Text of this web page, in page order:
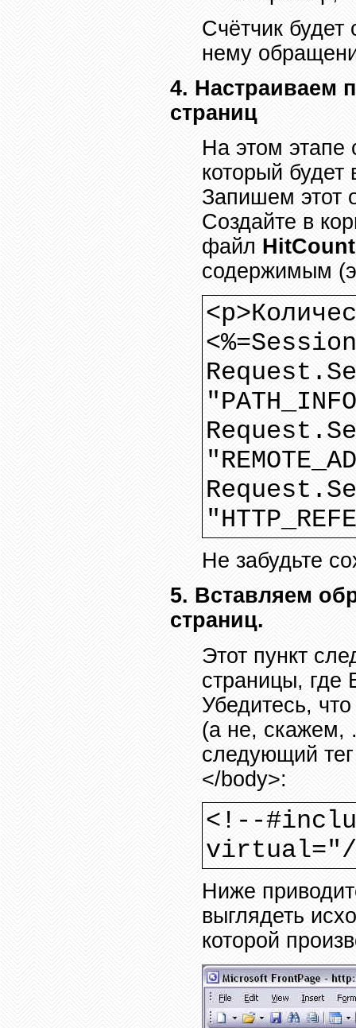
Счётчик
нему
4. Настраиваем
страниц
На этом этапе
который
Запишем этот
Создайте в
файл
содержимым
<p>
Не забудьте
5. Вставляем
страниц.
Этот пункт
страницы, где
Убедитесь,
(а не, скажем,
следующий
</body>:
<!--
virtual="/
Ниже
выглядеть
которой